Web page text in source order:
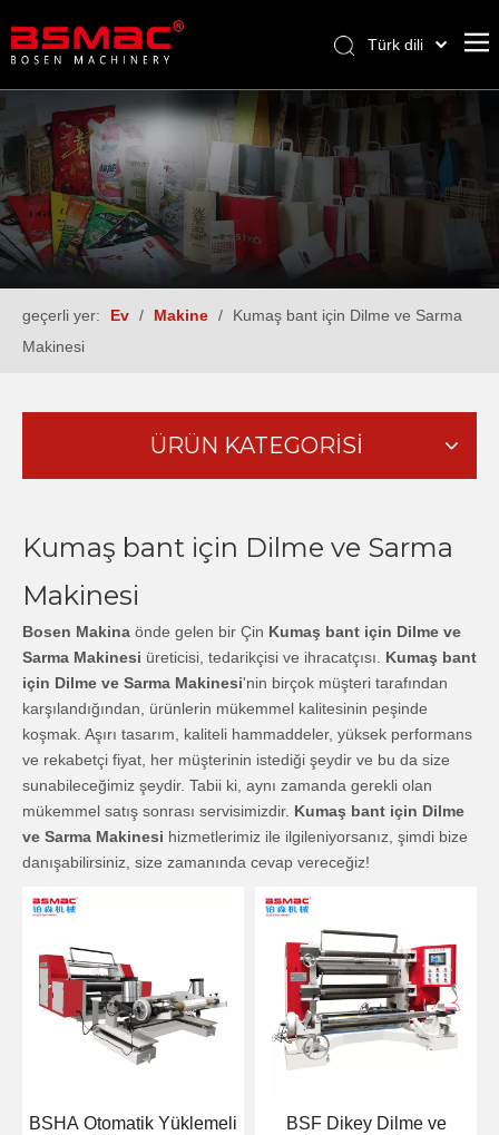
Türk dili
العربية
Français
Pусский
Español
geçerli yer: Ev / Makine /
Kumaş bant için Dilme ve Sarma
Makinesi
ÜRÜN KATEGORİSİ
Kumaş bant için Dilme ve Sarma
Makinesi
Bosen Makina önde gelen bir Çin Kumaş bant için Dilme ve
Sarma Makinesi üreticisi, tedarikçisi ve ihracatçısı. Kumaş bant
için Dilme ve Sarma Makinesi'nin birçok müşteri tarafından
karşılandığından, ürünlerin mükemmel kalitesinin peşinde
koşmak. Aşırı tasarım, kaliteli hammaddeler, yüksek performans
ve rekabetçi fiyat, her müşterinin istediği şeydir ve bu da size
sunabileceğimiz şeydir. Tabii ki, aynı zamanda gerekli olan
mükemmel satış sonrası servisimizdir. Kumaş bant için Dilme
ve Sarma Makinesi hizmetlerimiz ile ilgileniyorsanız, şimdi bize
danışabilirsiniz, size zamanında cevap vereceğiz!
BSHA Otomatik Yüklemeli
BSF Dikey Dilme ve